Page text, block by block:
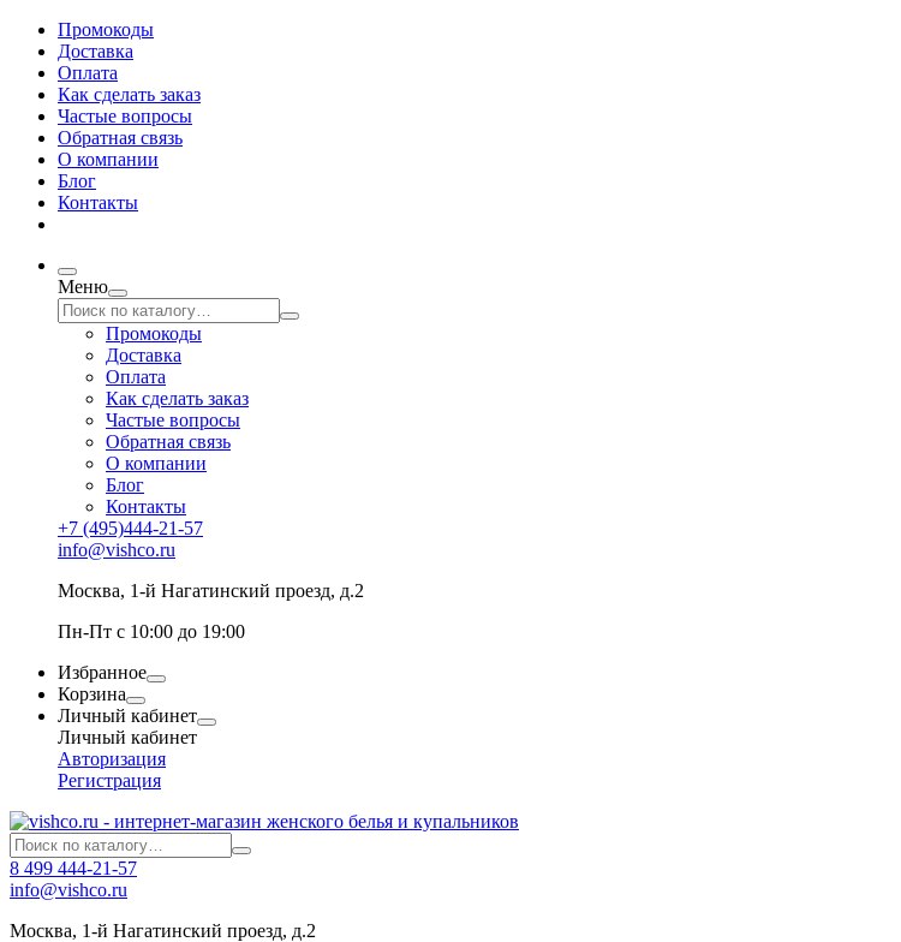
Промокоды
Доставка
Оплата
Как сделать заказ
Частые вопросы
Обратная связь
О компании
Блог
Контакты
Меню
Промокоды
Доставка
Оплата
Как сделать заказ
Частые вопросы
Обратная связь
О компании
Блог
Контакты
+7 (495)444-21-57
info@vishco.ru
Москва, 1-й Нагатинский проезд, д.2
Пн-Пт с 10:00 до 19:00
Избранное
Корзина
Личный кабинет
Личный кабинет
Авторизация
Регистрация
8 499 444-21-57
info@vishco.ru
Москва, 1-й Нагатинский проезд, д.2